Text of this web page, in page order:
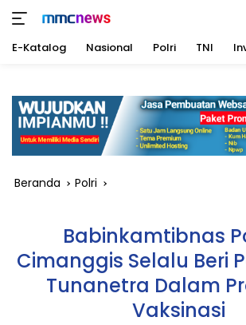
konten
E-Katalog Nasional Polri TNI
Beranda Polri
Babinkamtibnas
Cimanggis Selalu Beri
Tunanetra Dalam
Vaksinasi